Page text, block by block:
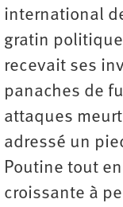
international
gratin
recevait ses
panaches de
attaques
adressé un
Poutine tout
croissante à